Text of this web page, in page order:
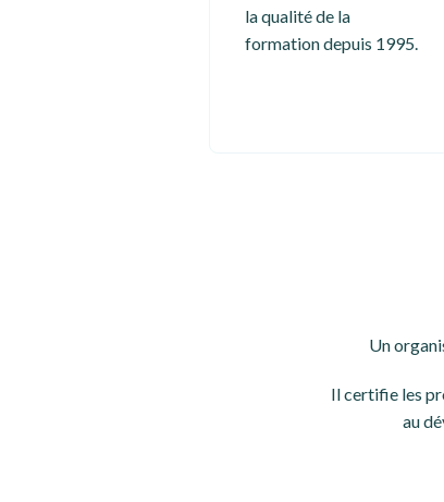
la qualité de la
formation depuis 1995.
Un
Il certifie les
au